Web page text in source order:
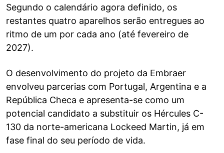
Segundo o calendário agora definido, os
restantes quatro aparelhos serão entregues ao
ritmo de um por cada ano (até fevereiro de
2027).
O desenvolvimento do projeto da Embraer
envolveu parcerias com Portugal, Argentina e a
República Checa e apresenta-se como um
potencial candidato a substituir os Hércules C-
130 da norte-americana Lockeed Martin, já em
fase final do seu período de vida.